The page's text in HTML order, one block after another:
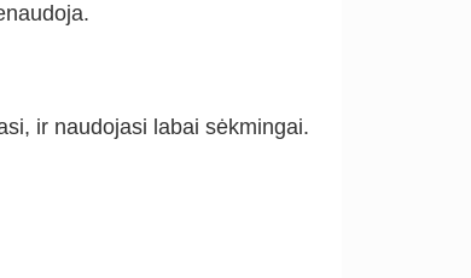
ir naudojasi labai sėkmingai.